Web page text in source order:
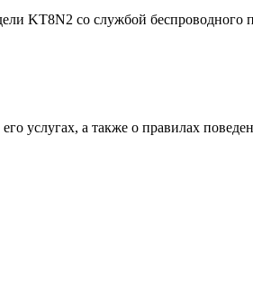
KT8N2 со службой беспроводного
услугах, а также о правилах